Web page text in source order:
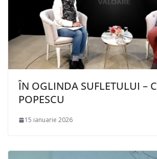
ÎN OGLINDA SUFLETULUI –
POPESCU
15 ianuarie 2026